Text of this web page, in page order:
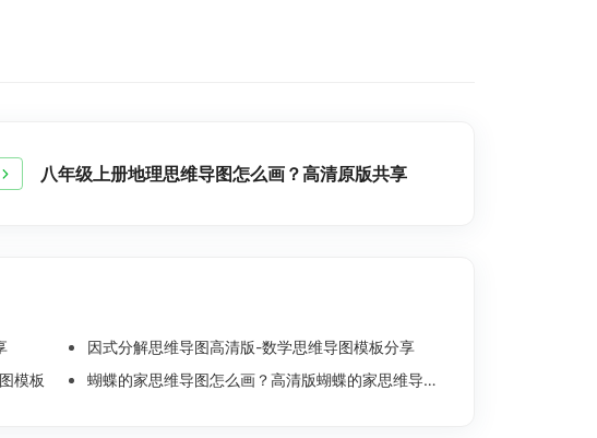
八年级上册地理思维导图怎么画？高清原版共享
因式分解思维导图高清版-数学思维导图模板分享
模板 蝴蝶的家思维导图怎么画？高清版蝴蝶的家思维导图分享